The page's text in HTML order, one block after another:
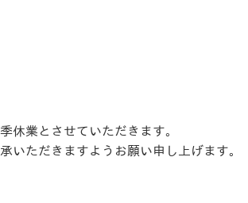
休業とさせていただきます。
いただきますようお願い申し上げます。